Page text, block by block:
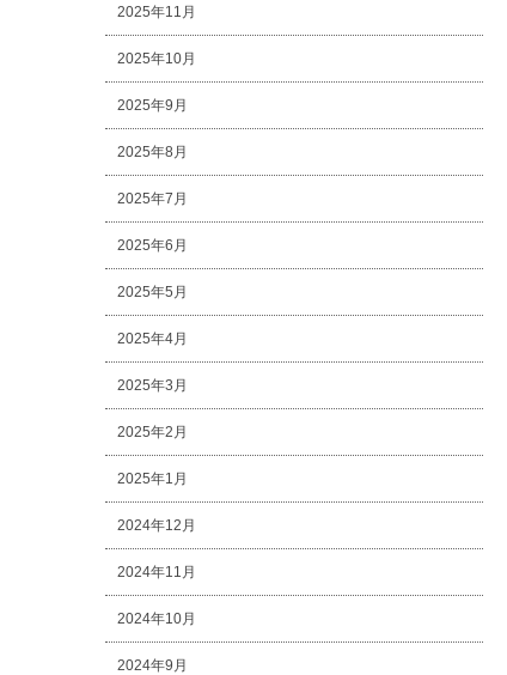
2025年11月
2025年10月
2025年9月
2025年8月
2025年7月
2025年6月
2025年5月
2025年4月
2025年3月
2025年2月
2025年1月
2024年12月
2024年11月
2024年10月
2024年9月